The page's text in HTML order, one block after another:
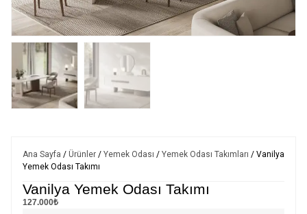
Ana Sayfa / Ürünler / Yemek Odası / Yemek Odası Takımları / Vanilya
Yemek Odası Takımı
Vanilya Yemek Odası Takımı
127.000₺